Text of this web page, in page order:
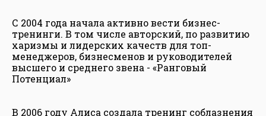
С 2004 года начала активно вести бизнес-
тренинги. В том числе авторский, по развитию
харизмы и лидерских качеств для топ-
менеджеров, бизнесменов и руководителей
высшего и среднего звена - «Ранговый
Потенциал»
В 2006 году Алиса создала тренинг соблазнения